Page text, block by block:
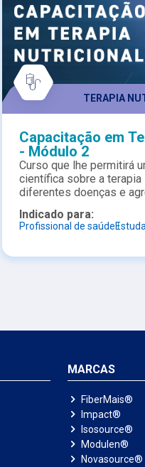
TERAPIA
Capacitação em
- Módulo 2
Curso que lhe permitirá
científica sobre a terapia
diferentes doenças e
Nutrição, bem como
protocolos e indicadores
certificado garantindo 6
Indicado para:
Profissional de saúde
MARCAS
FiberMais®
Impact®
Isosource®
Modulen®
Novasource®